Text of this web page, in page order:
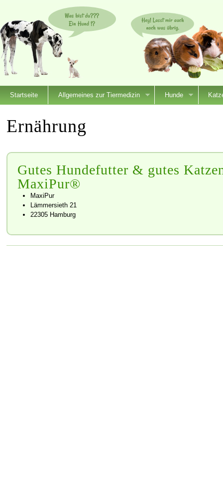
Startseite Allgemeines zur Tiermedizin Hunde
Ernährung
Gutes Hundefutter & gutes
MaxiPur®
MaxiPur
Lämmersieth 21
22305 Hamburg